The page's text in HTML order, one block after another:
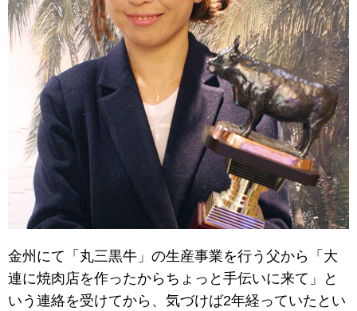
金州にて「丸三黒牛」の生産事業を行う父から「大
連に焼肉店を作ったからちょっと手伝いに来て」と
いう連絡を受けてから、気づけば2年経っていたとい